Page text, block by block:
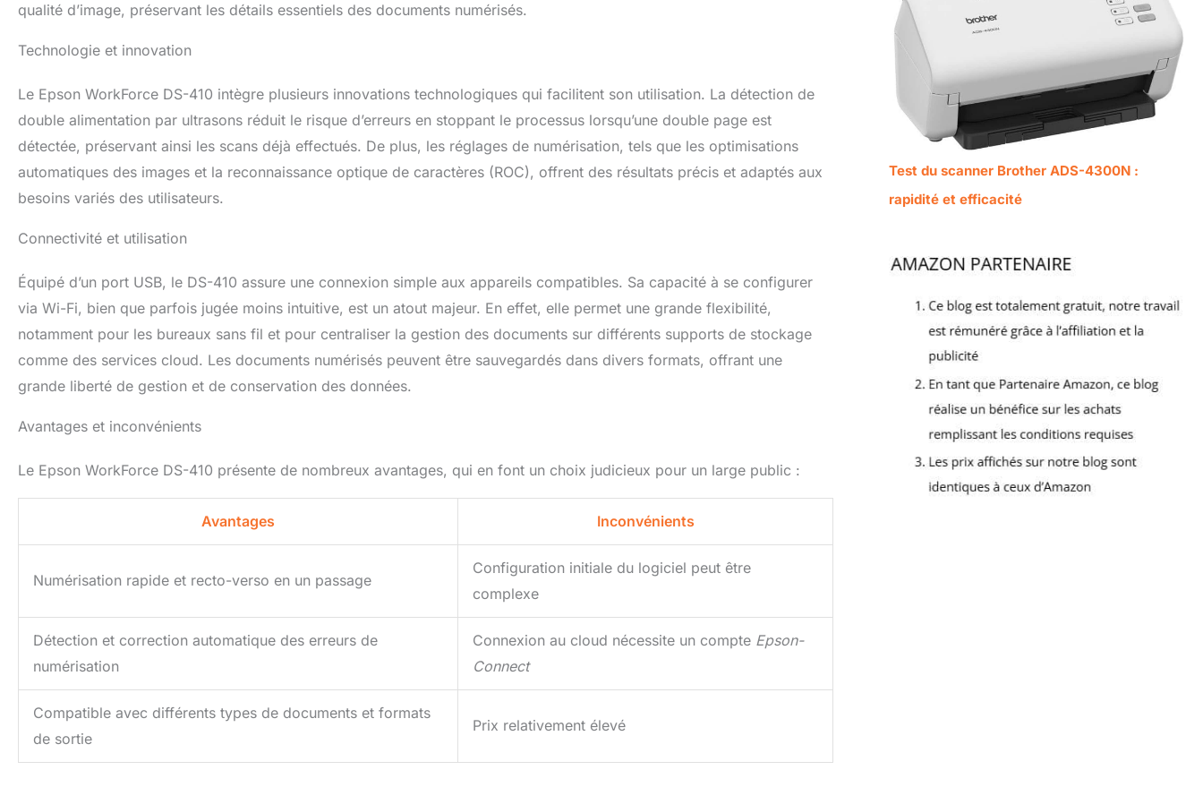
qualité d’image, préservant les détails essentiels des documents numérisés.
Technologie et innovation
Le Epson WorkForce DS-410 intègre plusieurs innovations technologiques qui facilitent son utilisation. La détection de
double alimentation par ultrasons réduit le risque d’erreurs en stoppant le processus lorsqu’une double page est
détectée, préservant ainsi les scans déjà effectués. De plus, les réglages de numérisation, tels que les optimisations
automatiques des images et la reconnaissance optique de caractères (ROC), offrent des résultats précis et adaptés aux
besoins variés des utilisateurs.
Connectivité et utilisation
Équipé d’un port USB, le DS-410 assure une connexion simple aux appareils compatibles. Sa capacité à se configurer
via Wi-Fi, bien que parfois jugée moins intuitive, est un atout majeur. En effet, elle permet une grande flexibilité,
notamment pour les bureaux sans fil et pour centraliser la gestion des documents sur différents supports de stockage
comme des services cloud. Les documents numérisés peuvent être sauvegardés dans divers formats, offrant une
grande liberté de gestion et de conservation des données.
Avantages et inconvénients
Le Epson WorkForce DS-410 présente de nombreux avantages, qui en font un choix judicieux pour un large public :
Avantages Inconvénients
Numérisation rapide et recto-verso en un passage
Configuration initiale du logiciel peut être
complexe
Détection et correction automatique des erreurs de
numérisation
Connexion au cloud nécessite un compte Epson-
Connect
Compatible avec différents types de documents et formats
de sortie
Prix relativement élevé
Test du scanner Brother ADS-4300N :
rapidité et efficacité